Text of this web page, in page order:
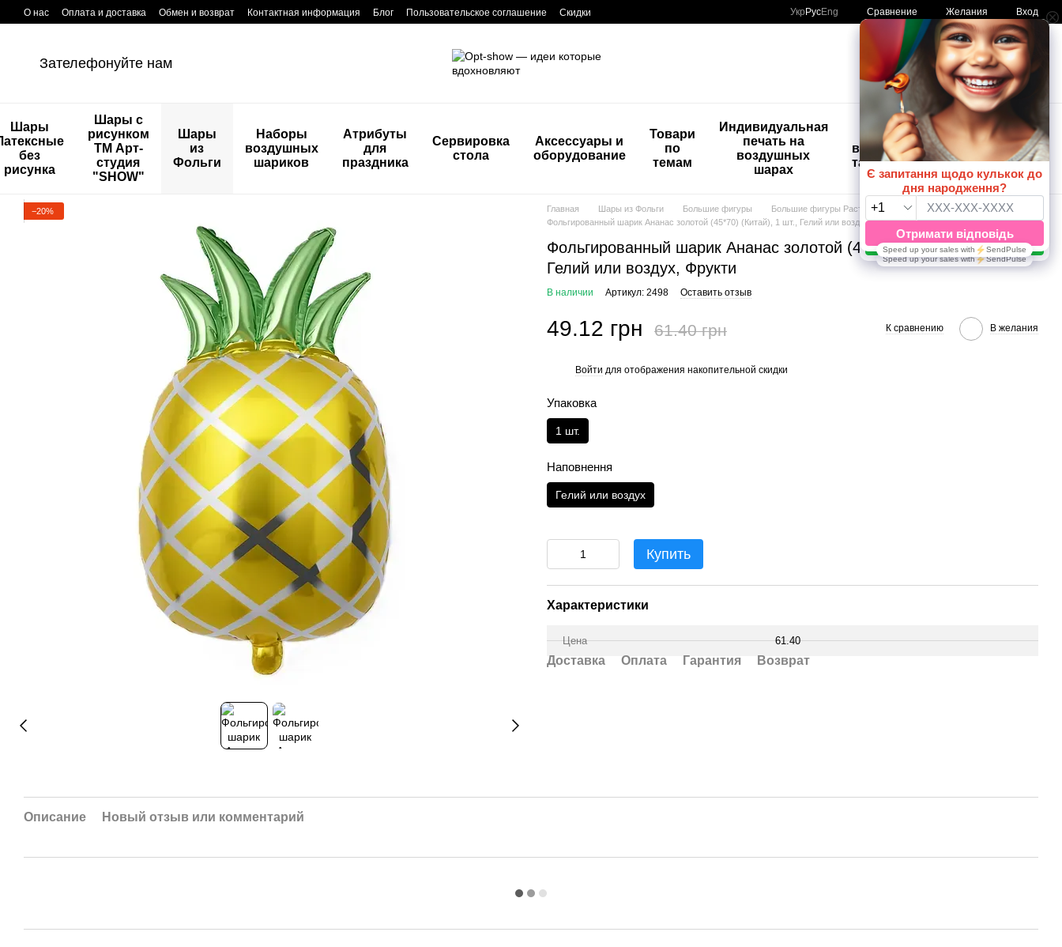
Перейти к основному контенту
О нас Оплата и доставка Обмен и возврат Контактная информация Блог Пользовательское соглашение Скидки Укр РусEng Сравнение Желания Вход
Зателефонуйте нам Мой заказ
Шары
без
рисунка
Шары с
рисунком
ТМ Арт-
студия
"SHOW"
Шары
из
Фольги
Наборы
воздушных
шариков
Атрибуты
для
праздника
Сервировка
стола
Аксессуары и
оборудование
Товари
по
темам
Индивидуальная
печать на
воздушных
шарах
Детские
временные
татуировки
🚨🚨🚨
Распродажа
Шары с
рисунком
😀🎈
−20% Главная Шары из Фольги Большие фигуры
Большие фигуры Растения и продукты
Фольгированный шарик Ананас золотой (45*70) (Китай), 1 шт., Гелий или воздух, Фрукти
Фольгированный шарик Ананас золотой (45*70) (Китай), 1 шт.,
Гелий или воздух, Фрукти
В наличии Артикул: 2498 Оставить отзыв
49.12 грн 61.40 грн К сравнению В желания
Войти для отображения накопительной скидки
Упаковка
1 шт.
Наповнення
Гелий или воздух
Купить
Характеристики
Цена 61.40
Доставка Оплата Гарантия Возврат
Описание Новый отзыв или комментарий